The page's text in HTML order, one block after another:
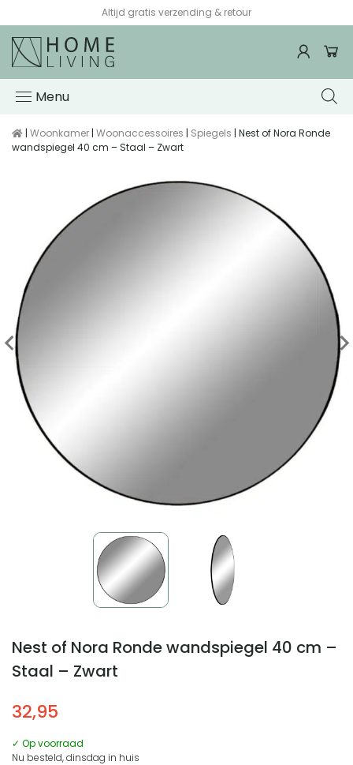
Altijd gratis verzending & retour
Menu
| Woonkamer | Woonaccessoires | Spiegels | Nest of Nora Ronde
wandspiegel 40 cm – Staal – Zwart
Nest of Nora Ronde wandspiegel 40 cm –
Staal – Zwart
32,95
✓ Op voorraad
Nu besteld, dinsdag in huis